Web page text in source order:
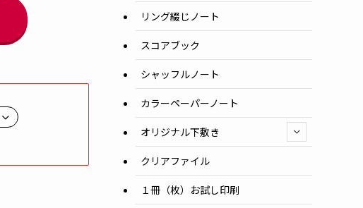
リング綴じノート
スコアブック
シャッフルノート
カラーペーパーノート
オリジナル下敷き
クリアファイル
１冊（枚）お試し印刷